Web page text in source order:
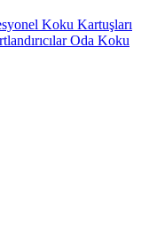
Koku Kartuşları
Oda Koku